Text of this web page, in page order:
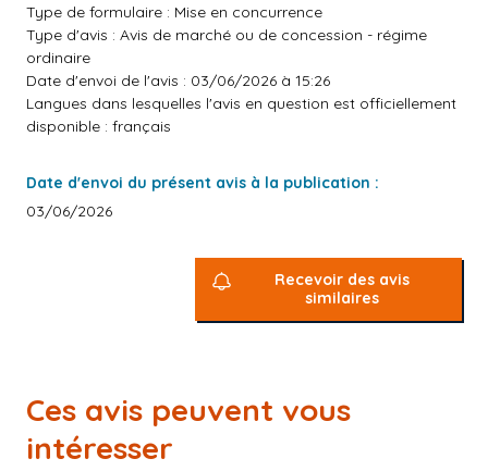
Type de formulaire : Mise en concurrence
Type d'avis : Avis de marché ou de concession - régime
ordinaire
Date d'envoi de l'avis : 03/06/2026 à 15:26
Langues dans lesquelles l'avis en question est officiellement
disponible : français
Date d'envoi du présent avis à la publication :
03/06/2026
Recevoir des avis
similaires
Ces avis peuvent vous
intéresser